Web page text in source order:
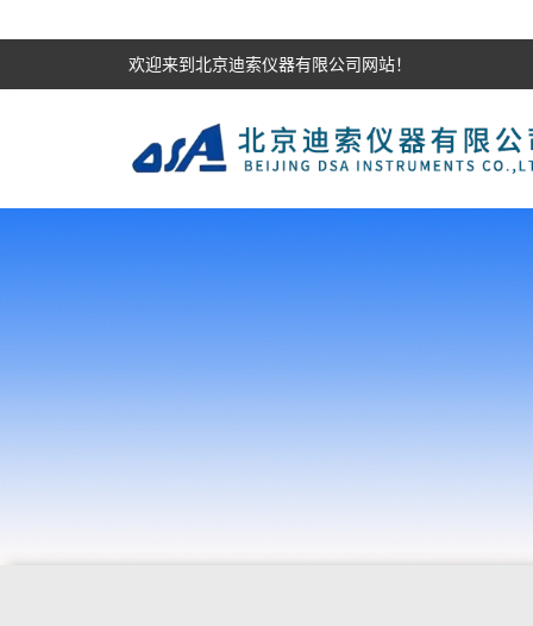
欢迎来到北京迪索仪器有限公司网站！